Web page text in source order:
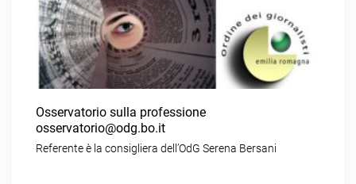
Osservatorio sulla professione
osservatorio@odg.bo.it
Referente è la consigliera dell’OdG Serena Bersani